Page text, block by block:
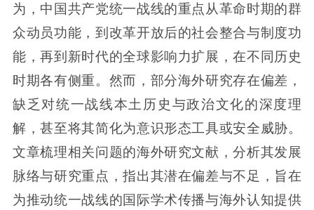
为，中国共产党统一战线的重点从革命时期的群
众动员功能，到改革开放后的社会整合与制度功
能，再到新时代的全球影响力扩展，在不同历史
时期各有侧重。然而，部分海外研究存在偏差，
缺乏对统一战线本土历史与政治文化的深度理
解，甚至将其简化为意识形态工具或安全威胁。
文章梳理相关问题的海外研究文献，分析其发展
脉络与研究重点，指出其潜在偏差与不足，旨在
为推动统一战线的国际学术传播与海外认知提供